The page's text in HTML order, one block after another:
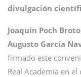
divulgación
Joaquín Poch Broto
Augusto García
firmado este
Real Academia en